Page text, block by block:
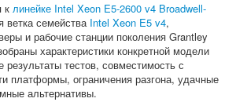
к линейке Intel Xeon E5-2600 v4 Broadwell-
ветка семейства Intel Xeon E5 v4,
и рабочие станции поколения Grantley
характеристики конкретной модели
тестов, совместимость с
платформы, ограничения разгона, удачные
альтернативы.